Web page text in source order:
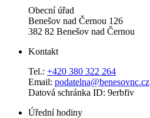
Obecní úřad
Benešov nad Černou 126
382 82 Benešov nad Černou
Kontakt
Tel.: +420 380 322 264
Email: podatelna@benesovnc.cz
Datová schránka ID: 9erbfiv
Úřední hodiny